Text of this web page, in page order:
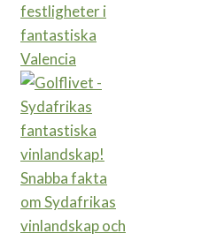
festligheter i
fantastiska
Valencia
Snabba fakta
om Sydafrikas
vinlandskap och